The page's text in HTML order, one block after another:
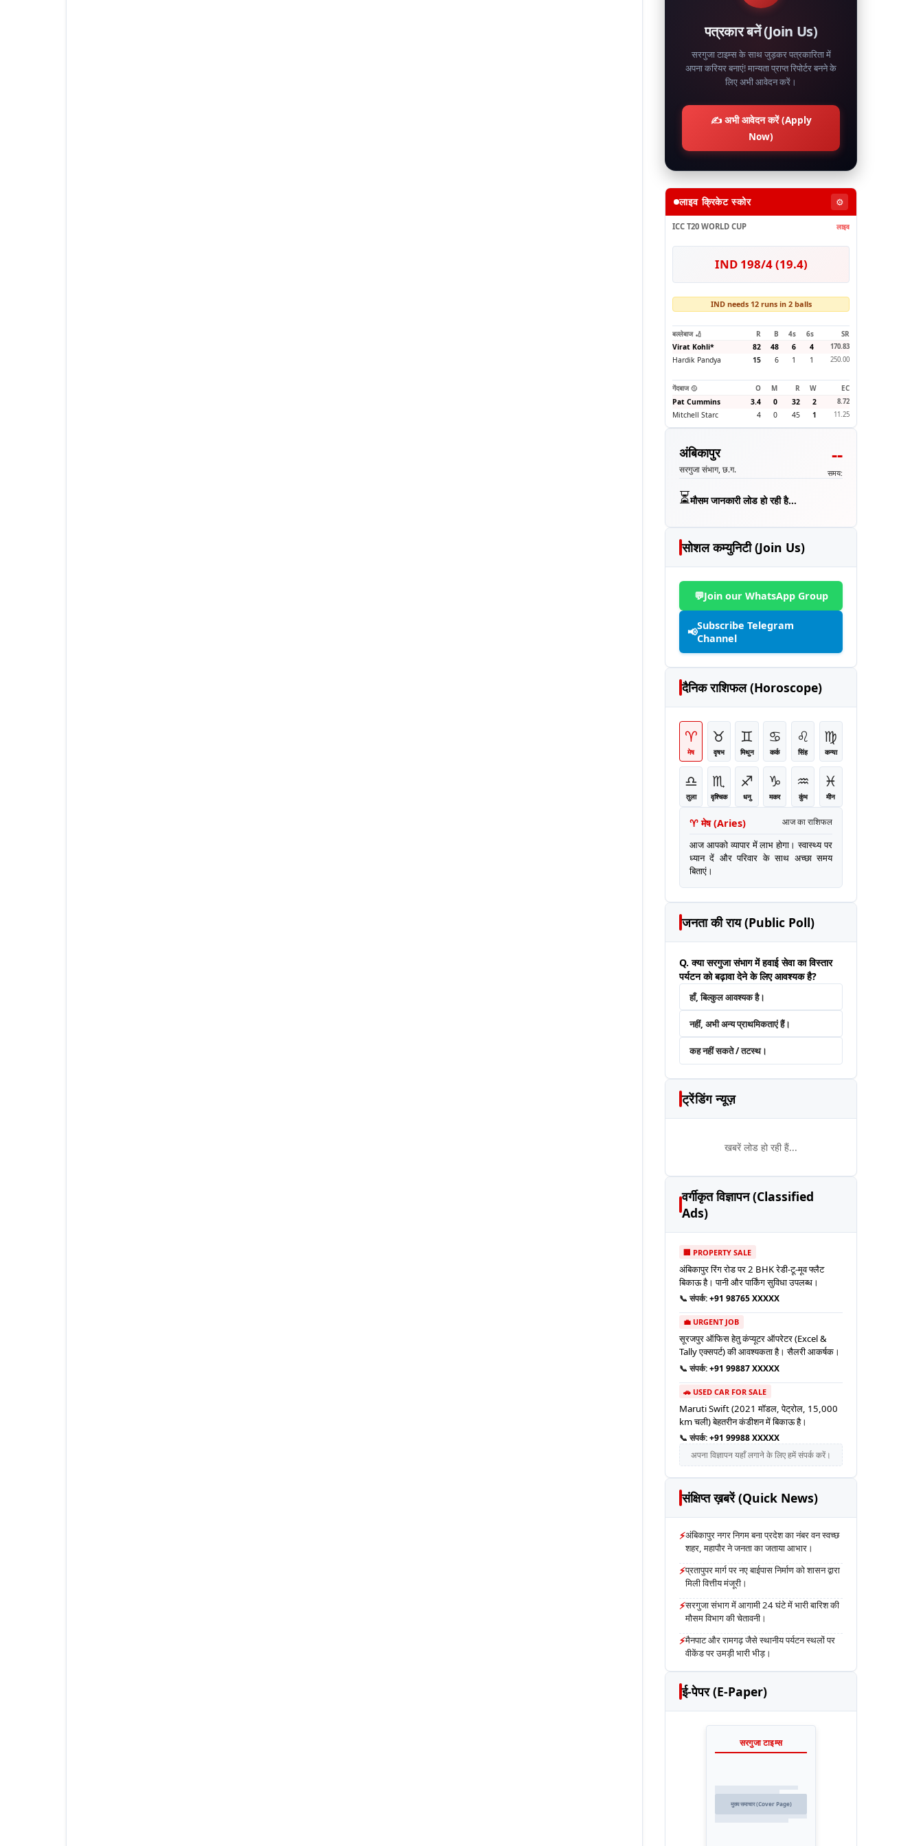
पत्रकार बनें (Join Us)
सरगुजा टाइम्स के साथ जुड़कर पत्रकारिता में
अपना करियर बनाएं! मान्यता प्राप्त रिपोर्टर बनने के
लिए अभी आवेदन करें।
✍️ अभी आवेदन करें (Apply
Now)
लाइव क्रिकेट स्कोर ⚙️
ICC T20 WORLD CUP लाइव
IND 198/4 (19.4)
IND needs 12 runs in 2 balls
बल्लेबाज 🏏 R B 4s 6s
SR
Virat Kohli* 82 48 6 4 170.83
Hardik Pandya 15 6 1 1 250.00
गेंदबाज 🥎 O M R W
EC
Pat Cummins
3.4 0 32 2 8.72
Mitchell Starc 4 0 45 1 11.25
अंबिकापुर
सरगुजा संभाग, छ.ग.
--
समय:
⏳मौसम जानकारी लोड हो रही है...
सोशल कम्युनिटी (Join Us)
💬Join our WhatsApp Group
📢Subscribe Telegram
Channel
दैनिक राशिफल (Horoscope)
♈
मेष
♉
वृषभ
♊
मिथुन
♋
कर्क
♌
सिंह
♍
कन्या
♎
तुला
♏
वृश्चिक
♐
धनु
♑
मकर
♒
कुंभ
♓
मीन
♈ मेष(Aries) आज का राशिफल
आज आपको व्यापार में लाभ होगा। स्वास्थ्य पर
ध्यान दें और परिवार के साथ अच्छा समय
बिताएं।
जनता की राय (Public Poll)
Q. क्या सरगुजा संभाग में हवाई सेवा का विस्तार
पर्यटन को बढ़ावा देने के लिए आवश्यक है?
हाँ, बिल्कुल आवश्यक है।
नहीं, अभी अन्य प्राथमिकताएं हैं।
कह नहीं सकते / तटस्थ।
ट्रेंडिंग न्यूज़
खबरें लोड हो रही हैं...
वर्गीकृत विज्ञापन (Classified
Ads)
🏢 PROPERTY SALE
अंबिकापुर रिंग रोड पर 2 BHK रेडी-टू-मूव फ्लैट
बिकाऊ है। पानी और पार्किंग सुविधा उपलब्ध।
📞 संपर्क:+91 98765 XXXXX
💼 URGENT JOB
सूरजपुर ऑफिस हेतु कंप्यूटर ऑपरेटर (Excel &
Tally एक्सपर्ट) की आवश्यकता है। सैलरी आकर्षक।
📞 संपर्क:+91 99887 XXXXX
🚗 USED CAR FOR SALE
Maruti Swift (2021 मॉडल, पेट्रोल, 15,000
km चली) बेहतरीन कंडीशन में बिकाऊ है।
📞 संपर्क:+91 99988 XXXXX
अपना विज्ञापन यहाँ लगाने के लिए हमें संपर्क करें।
संक्षिप्त ख़बरें (Quick News)
⚡अंबिकापुर नगर निगम बना प्रदेश का नंबर वन स्वच्छ
शहर, महापौर ने जनता का जताया आभार।
⚡प्रतापुपर मार्ग पर नए बाईपास निर्माण को शासन द्वारा
मिली वित्तीय मंजूरी।
⚡सरगुजा संभाग में आगामी 24 घंटे में भारी बारिश की
मौसम विभाग की चेतावनी।
⚡मैनपाट और रामगढ़ जैसे स्थानीय पर्यटन स्थलों पर
वीकेंड पर उमड़ी भारी भीड़।
ई-पेपर (E-Paper)
सरगुजा टाइम्स
मुख्य समाचार (Cover Page)